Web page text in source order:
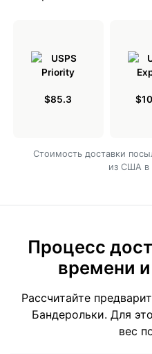
$85.3
Cтоимость доставки
из США в
Процесс
времени
Рассчитайте
Бандерольки. Для
вес